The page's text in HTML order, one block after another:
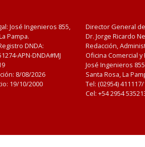
José Ingenieros 855,
Pampa.
DNDA:
APN-DNDA#MJ
8/08/2026
19/10/2000
Director General
Dr. Jorge Ricardo
Redacción,
Oficina Comercial
José Ingenieros
Santa Rosa, La
Tel: (02954)
Cel: +54 2954